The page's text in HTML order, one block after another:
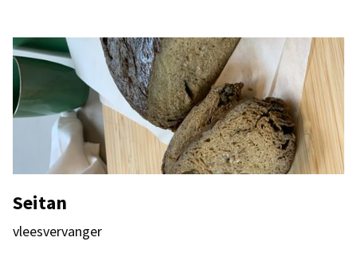
Seitan
vleesvervanger